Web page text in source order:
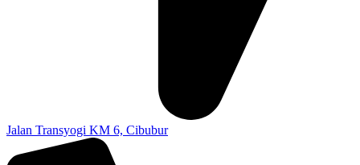
Jalan Transyogi KM 6, Cibubur